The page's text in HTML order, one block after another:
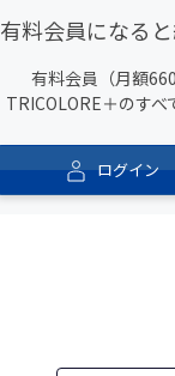
有料会員になる
有料会員（月額
TRICOLORE＋のす
ログイン